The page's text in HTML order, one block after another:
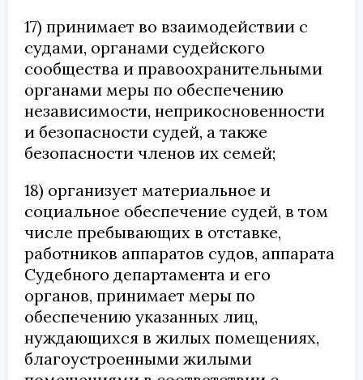
17) принимает во взаимодействии с
судами, органами судейского
сообщества и правоохранительными
органами меры по обеспечению
независимости, неприкосновенности
и безопасности судей, а также
безопасности членов их семей;
18) организует материальное и
социальное обеспечение судей, в том
числе пребывающих в отставке,
работников аппаратов судов, аппарата
Судебного департамента и его
органов, принимает меры по
обеспечению указанных лиц,
нуждающихся в жилых помещениях,
благоустроенными жилыми